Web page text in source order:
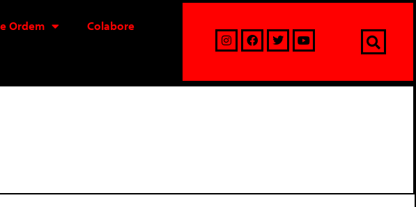
Ordem Colabore